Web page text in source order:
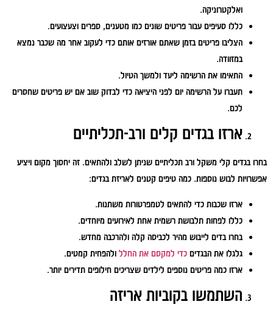
ואלקטרוניקה.
כללו סעיפים עבור פריטים שונים כמו מטענים, ספרים וצעצועים.
הצליבו פריטים בזמן שאתם אורזים אותם כדי לעקוב אחר מה שכבר נמצא
במזוודה.
התאימו את הרשימה ליעד ולמשך הטיול.
תעברו על הרשימה יום לפני היציאה כדי לבדוק שוב אם יש פריטים שחסרים
לכם.
ארזו בגדים קלים ורב-תכליתיים
בחרו בגדים קלי משקל ורב תכליתיים שניתן לשלב ולהתאים. זה יחסוך מקום ויציע
אפשרויות לבוש נוספות. כמה טיפים קטנים לאריזת בגדים:
ארזו שכבות כדי להתאים לטמפרטורות משתנות.
כללו לפחות תלבושת רשמית אחת לאירועים מיוחדים.
בחרו בדים לייבוש מהיר לכביסה קלה ולהרכבה מחדש.
גלגלו את הבגדים כדי למקסם את החלל ולהפחית קמטים.
ארזו כמה פריטים נוספים לילדים שצריכים חילופים תדירים יותר.
השתמשו בקוביות אריזה